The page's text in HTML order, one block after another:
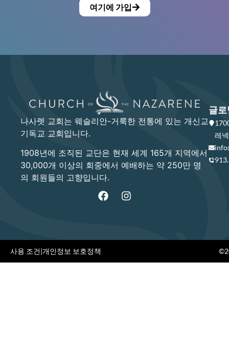
여기에 가입
나사렛 교회는 웨슬리안-거룩한 전통에 있는 개신교
기독교 교회입니다.
1908년에 조직된 교단은 현재 세계 165개 지역에서
30,000개 이상의 회중에서 예배하는 약 250만 명
의 회원들의 고향입니다.
글로
레
사용 조건 개인정보 보호정책